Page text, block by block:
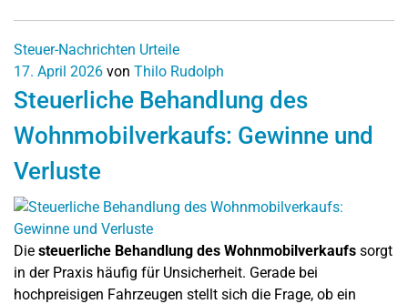
Steuer-Nachrichten Urteile
17. April 2026 von Thilo Rudolph
Steuerliche Behandlung des
Wohnmobilverkaufs: Gewinne und
Verluste
Die steuerliche Behandlung des Wohnmobilverkaufs sorgt
in der Praxis häufig für Unsicherheit. Gerade bei
hochpreisigen Fahrzeugen stellt sich die Frage, ob ein